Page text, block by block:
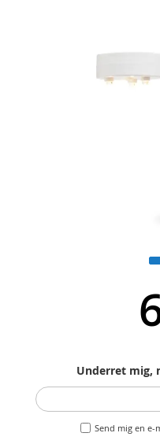
Underret mig,
Send mig en e-